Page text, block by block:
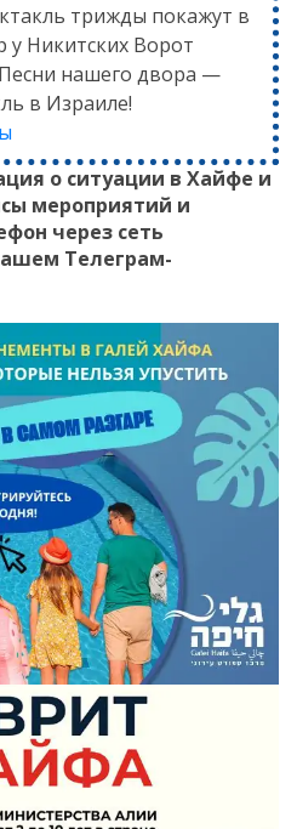
трижды покажут в
у Никитских Ворот
нашего двора —
в Израиле!
о ситуации в Хайфе и
мероприятий и
через сеть
Телеграм-